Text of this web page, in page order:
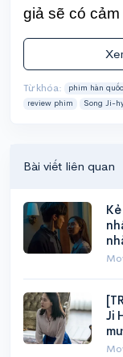
giả sẽ có
Từ khóa: phim hàn quốc
review phim
Song Ji-
Bài viết liên quan
Ji